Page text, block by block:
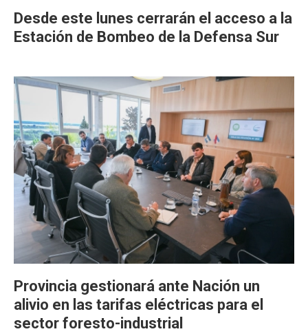
Desde este lunes cerrarán el acceso a la
Estación de Bombeo de la Defensa Sur
Provincia gestionará ante Nación un
alivio en las tarifas eléctricas para el
sector foresto-industrial